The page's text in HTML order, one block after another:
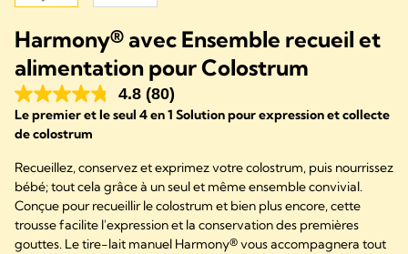
Harmony® avec Ensemble recueil et
alimentation pour Colostrum
4.8 (80)
Le premier et le seul 4 en 1 Solution pour expression et collecte
de colostrum
Recueillez, conservez et exprimez votre colostrum, puis nourrissez
bébé; tout cela grâce à un seul et même ensemble convivial.
Conçue pour recueillir le colostrum et bien plus encore, cette
trousse facilite l'expression et la conservation des premières
gouttes. Le tire-lait manuel Harmony® vous accompagnera tout